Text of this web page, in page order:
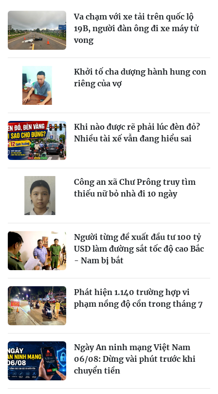
Va chạm với xe tải trên quốc lộ
19B, người đàn ông đi xe máy tử
vong
Khởi tố cha dượng hành hung con
riêng của vợ
Khi nào được rẽ phải lúc đèn đỏ?
Nhiều tài xế vẫn đang hiểu sai
Công an xã Chư Prông truy tìm
thiếu nữ bỏ nhà đi 10 ngày
Người từng đề xuất đầu tư 100 tỷ
USD làm đường sắt tốc độ cao Bắc
- Nam bị bắt
Phát hiện 1.140 trường hợp vi
phạm nồng độ cồn trong tháng 7
Ngày An ninh mạng Việt Nam
06/08: Dừng vài phút trước khi
chuyển tiền